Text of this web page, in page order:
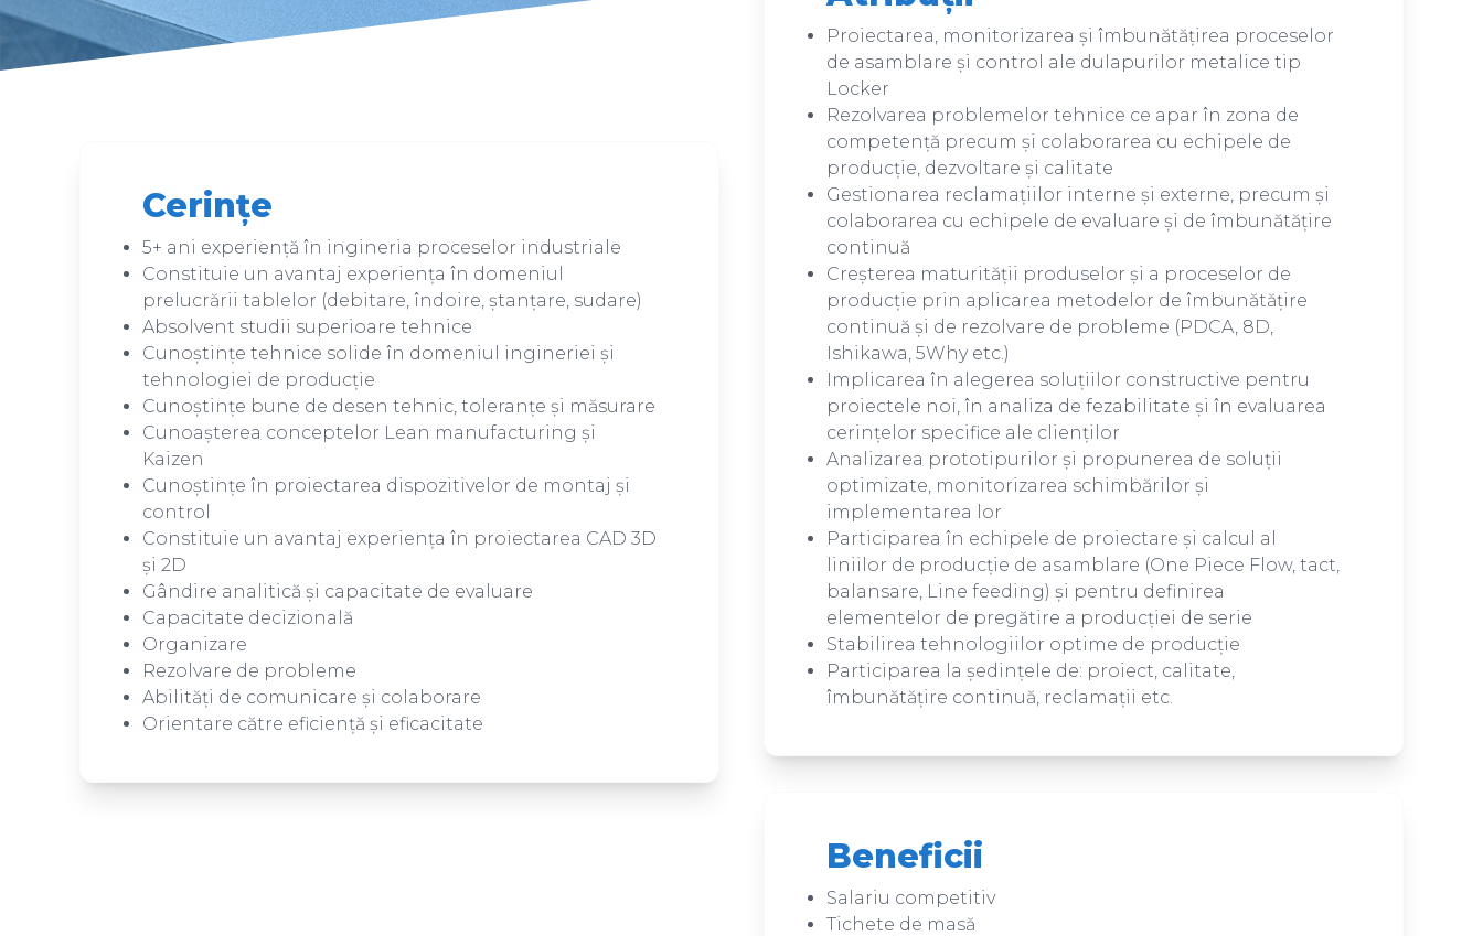
Cerințe
5+ ani experiență în ingineria proceselor industriale
Constituie un avantaj experiența în domeniul
prelucrării tablelor (debitare, îndoire, ștanțare, sudare)
Absolvent studii superioare tehnice
Cunoștințe tehnice solide în domeniul ingineriei și
tehnologiei de producție
Cunoștințe bune de desen tehnic, toleranțe și măsurare
Cunoașterea conceptelor Lean manufacturing și
Kaizen
Cunoștințe în proiectarea dispozitivelor de montaj și
control
Constituie un avantaj experiența în proiectarea CAD 3D
și 2D
Gândire analitică și capacitate de evaluare
Capacitate decizională
Organizare
Rezolvare de probleme
Abilități de comunicare și colaborare
Orientare către eficiență și eficacitate
Proiectarea, monitorizarea și îmbunătățirea proceselor
de asamblare și control ale dulapurilor metalice tip
Locker
Rezolvarea problemelor tehnice ce apar în zona de
competență precum și colaborarea cu echipele de
producție, dezvoltare și calitate
Gestionarea reclamațiilor interne și externe, precum și
colaborarea cu echipele de evaluare și de îmbunătățire
continuă
Creșterea maturității produselor și a proceselor de
producție prin aplicarea metodelor de îmbunătățire
continuă și de rezolvare de probleme (PDCA, 8D,
Ishikawa, 5Why etc.)
Implicarea în alegerea soluțiilor constructive pentru
proiectele noi, în analiza de fezabilitate și în evaluarea
cerințelor specifice ale clienților
Analizarea prototipurilor și propunerea de soluții
optimizate, monitorizarea schimbărilor și
implementarea lor
Participarea în echipele de proiectare și calcul al
liniilor de producție de asamblare (One Piece Flow, tact,
balansare, Line feeding) și pentru definirea
elementelor de pregătire a producției de serie
Stabilirea tehnologiilor optime de producție
Participarea la ședințele de: proiect, calitate,
îmbunătățire continuă, reclamații etc.
Beneficii
Salariu competitiv
Tichete de masă